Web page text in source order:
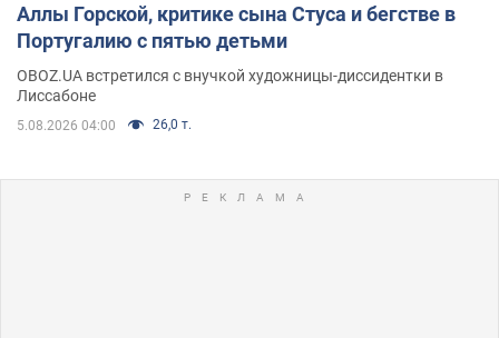
Аллы Горской, критике сына Стуса и бегстве в
Португалию с пятью детьми
OBOZ.UA встретился с внучкой художницы-диссидентки в
Лиссабоне
5.08.2026 04:00 26,0 т.